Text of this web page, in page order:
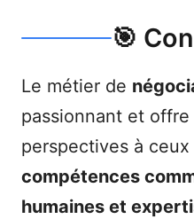
🎯
Le métier de
passionnant et
perspectives à
compétences
humaines et